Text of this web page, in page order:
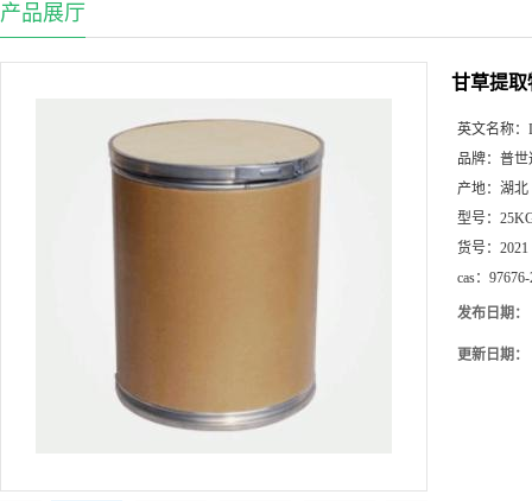
产品展厅
甘草提取
英文名称：
品牌： 普世
产地： 湖北
型号：
货号： 2021
cas：
发布日期：
更新日期：